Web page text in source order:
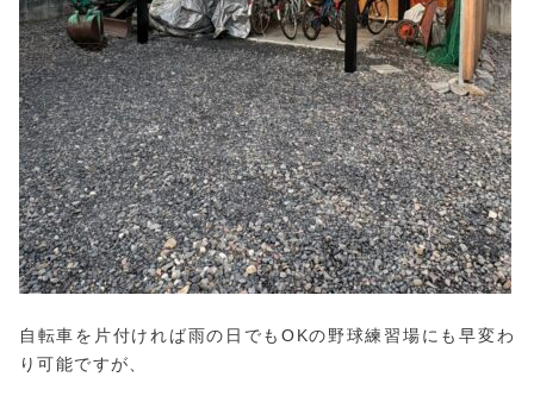
自転車を片付ければ雨の日でもOKの野球練習場にも早変わ
り可能ですが、